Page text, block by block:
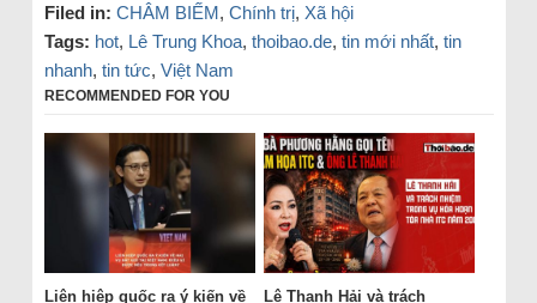
Filed in: CHÂM BIẾM, Chính trị, Xã hội
Tags: hot, Lê Trung Khoa, thoibao.de, tin mới nhất, tin
nhanh, tin tức, Việt Nam
RECOMMENDED FOR YOU
Liên hiệp quốc ra ý kiến về Lê Thanh Hải và trách